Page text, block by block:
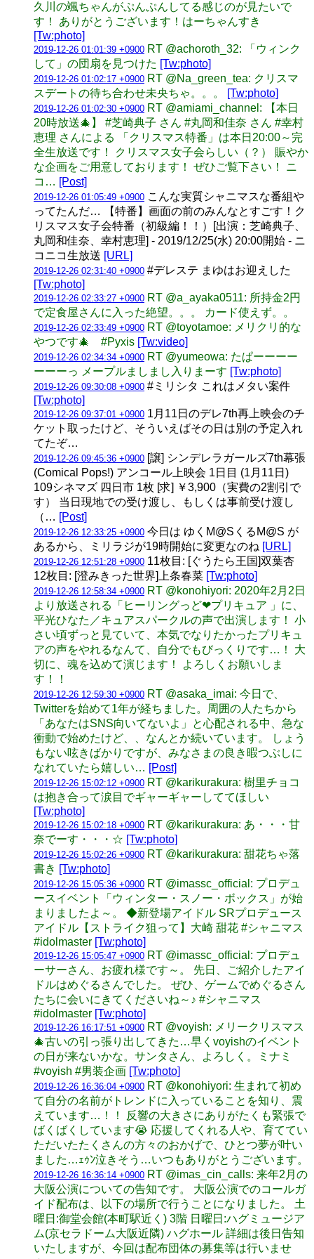
久川の颯ちゃんがぷんぷんしてる感じのが見たいで
す！ ありがとうございます！はーちゃんすき
[Tw:photo]
2019-12-26 01:01:39 +0900 RT @achoroth_32: 「ウィンク
して」の団扇を見つけた [Tw:photo]
2019-12-26 01:02:17 +0900 RT @Na_green_tea: クリスマ
スデートの待ち合わせ未央ちゃ。。。
[Tw:photo]
2019-12-26 01:02:30 +0900 RT @amiami_channel: 【本日
20時放送🎄】 #芝崎典子 さん #丸岡和佳奈 さん #幸村
恵理 さんによる 「クリスマス特番」は本日20:00～完
全生放送です！ クリスマス女子会らしい（？） 賑やか
な企画をご用意しております！ ぜひご覧下さい！ ニ
コ… [Post]
2019-12-26 01:05:49 +0900 こんな実質シャニマスな番組や
ってたんだ… 【特番】画面の前のみんなとすごす！ク
リスマス女子会特番（初級編！！）[出演：芝崎典子、
丸岡和佳奈、幸村恵理] - 2019/12/25(水) 20:00開始 - ニ
コニコ生放送 [URL]
2019-12-26 02:31:40 +0900 #デレステ まゆはお迎えした
[Tw:photo]
2019-12-26 02:33:27 +0900 RT @a_ayaka0511: 所持金2円
で定食屋さんに入った絶望。。。 カード使えず。。
2019-12-26 02:33:49 +0900 RT @toyotamoe: メリクリ的な
やつです🎄 #Pyxis [Tw:video]
2019-12-26 02:34:34 +0900 RT @yumeowa: たぱーーーー
ーーーっ メープルましまし入りまーす [Tw:photo]
2019-12-26 09:30:08 +0900 #ミリシタ これはメタい案件
[Tw:photo]
2019-12-26 09:37:01 +0900 1月11日のデレ7th再上映会のチ
ケット取ったけど、そういえばその日は別の予定入れ
てたぞ…
2019-12-26 09:45:36 +0900 [譲] シンデレラガールズ7th幕張
(Comical Pops!) アンコール上映会 1日目 (1月11日)
109シネマズ 四日市 1枚 [求] ￥3,900（実費の2割引で
す） 当日現地での受け渡し、もしくは事前受け渡し
（… [Post]
2019-12-26 12:33:25 +0900 今日は ゆくM@SくるM@S が
あるから、ミリラジが19時開始に変更なのね [URL]
2019-12-26 12:51:28 +0900 11枚目: [ぐうたら王国]双葉杏
12枚目: [澄みきった世界]上条春菜 [Tw:photo]
2019-12-26 12:58:34 +0900 RT @konohiyori: 2020年2月2日
より放送される「ヒーリングっど❤︎プリキュア 」に、
平光ひなた／キュアスパークルの声で出演します！ 小
さい頃ずっと見ていて、本気でなりたかったプリキュ
アの声をやれるなんて、自分でもびっくりです…！ 大
切に、魂を込めて演じます！ よろしくお願いしま
す！！
2019-12-26 12:59:30 +0900 RT @asaka_imai: 今日で、
Twitterを始めて1年が経ちました。周囲の人たちから
「あなたはSNS向いてないよ」と心配される中、急な
衝動で始めたけど、、なんとか続いています。 しょう
もない呟きばかりですが、みなさまの良き暇つぶしに
なれていたら嬉しい… [Post]
2019-12-26 15:02:12 +0900 RT @karikurakura: 樹里チョコ
は抱き合って涙目でギャーギャーしててほしい
[Tw:photo]
2019-12-26 15:02:18 +0900 RT @karikurakura: あ・・・甘
奈でーす・・・☆ [Tw:photo]
2019-12-26 15:02:26 +0900 RT @karikurakura: 甜花ちゃ落
書き [Tw:photo]
2019-12-26 15:05:36 +0900 RT @imassc_official: プロデュ
ースイベント「ウィンター・スノー・ボックス」が始
まりましたよ～。 ◆新登場アイドル SRプロデュース
アイドル【ストライク狙って】大崎 甜花 #シャニマス
#idolmaster [Tw:photo]
2019-12-26 15:05:47 +0900 RT @imassc_official: プロデュ
ーサーさん、お疲れ様です～。 先日、ご紹介したアイ
ドルはめぐるさんでした。 ぜひ、ゲームでめぐるさん
たちに会いにきてくださいね～♪ #シャニマス
#idolmaster [Tw:photo]
2019-12-26 16:17:51 +0900 RT @voyish: メリークリスマス
🎄古いの引っ張り出してきた…早くvoyishのイベント
の日が来ないかな。サンタさん、よろしく。ミナミ
#voyish #男装企画 [Tw:photo]
2019-12-26 16:36:04 +0900 RT @konohiyori: 生まれて初め
て自分の名前がトレンドに入っていることを知り、震
えています…！！ 反響の大きさにありがたくも緊張で
ばくばくしています😭 応援してくれる人や、育ててい
ただいたたくさんの方々のおかげで、ひとつ夢が叶い
ました…ｪｩﾝ泣きそう…いつもありがとうございます。
2019-12-26 16:36:14 +0900 RT @imas_cin_calls: 来年2月の
大阪公演についての告知です。 大阪公演でのコールガ
イド配布は、以下の場所で行うことになりました。 土
曜日:御堂会館(本町駅近く) 3階 日曜日:ハグミュージア
ム(京セラドーム大阪近隣) ハグホール 詳細は後日告知
いたしますが、今回は配布団体の募集等は行いませ